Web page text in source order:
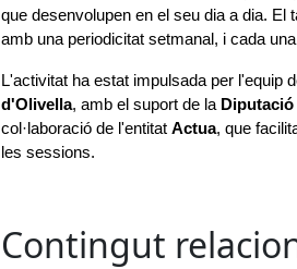
que desenvolupen en el seu dia a dia. El
amb una periodicitat setmanal, i cada
L'activitat ha estat impulsada per l'equip
d'Olivella, amb el suport de la
col·laboració de l'entitat Actua, que
les sessions.
Contingut